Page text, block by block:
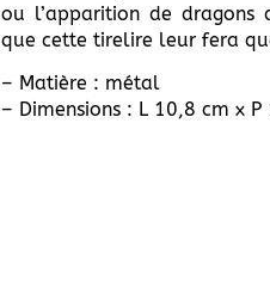
ou l’apparition de dragons
que cette tirelire leur fera
– Matière : métal
– Dimensions : L 10,8 cm x